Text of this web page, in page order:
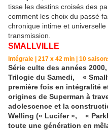
tisse les destins croisés des
comment les choix du passé
chronique intime et universelle
transmission.
SMALLVILLE
Intégrale | 217 x 42 min | 10
Série culte des années
Trilogie du Samedi, «
première fois en intégralité
origines de Superman à
adolescence et la
Welling (« Lucifer », «
toute une génération en